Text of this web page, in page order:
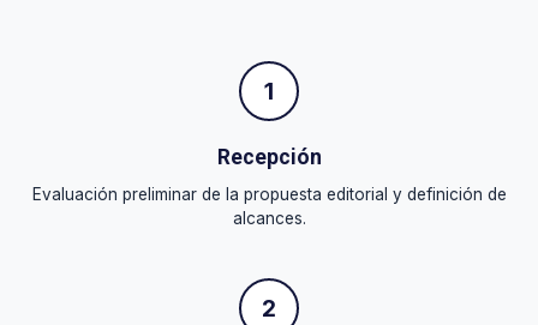
1
Recepción
Evaluación preliminar de la propuesta editorial y definición de
alcances.
2